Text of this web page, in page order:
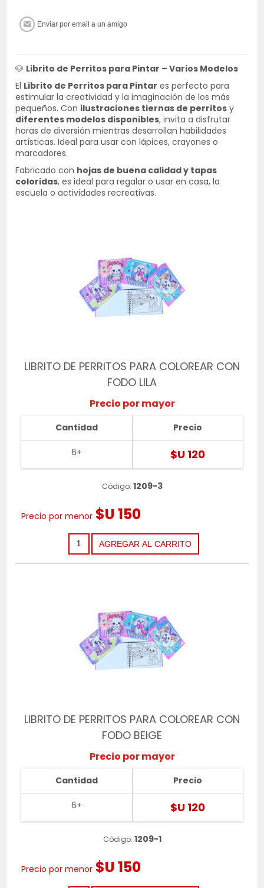
🐶 Librito de Perritos para Pintar – Varios Modelos
El Librito de Perritos para Pintar es perfecto para
estimular la creatividad y la imaginación de los más
pequeños. Con ilustraciones tiernas de perritos y
diferentes modelos disponibles, invita a disfrutar
horas de diversión mientras desarrollan habilidades
artísticas. Ideal para usar con lápices, crayones o
marcadores.
Fabricado con hojas de buena calidad y tapas
coloridas, es ideal para regalar o usar en casa, la
escuela o actividades recreativas.
LIBRITO DE PERRITOS PARA COLOREAR CON
FODO LILA
Precio por mayor
Cantidad
6+
Precio
$U 120
Código: 1209-3
Precio por menor $U 150
LIBRITO DE PERRITOS PARA COLOREAR CON
FODO BEIGE
Precio por mayor
Cantidad
6+
Precio
$U 120
Código: 1209-1
Precio por menor $U 150